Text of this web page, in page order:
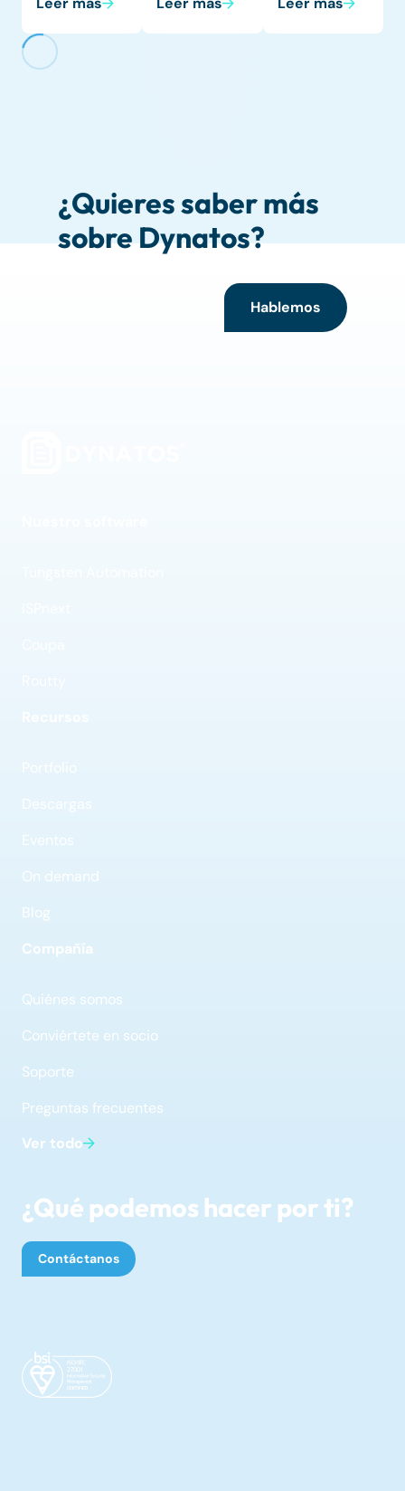
¿Quieres saber más
sobre Dynatos?
Hablemos
Descargas
Eventos
On demand
Blog
Compañía
Quiénes somos
Conviértete en socio
Soporte
Preguntas frecuentes
Ver todo
¿Qué podemos hacer por ti?
Contáctanos